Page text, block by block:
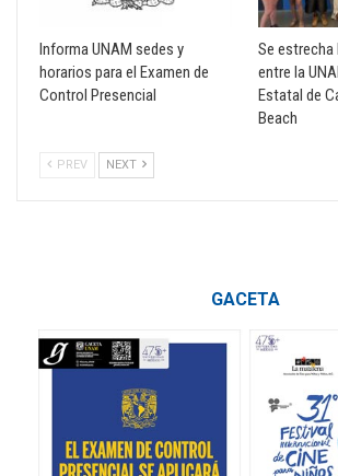
Informa UNAM sedes y
horarios para el Examen de
Control Presencial
Se
entre la
Estatal de
Beach
PREV NEXT
GACETA